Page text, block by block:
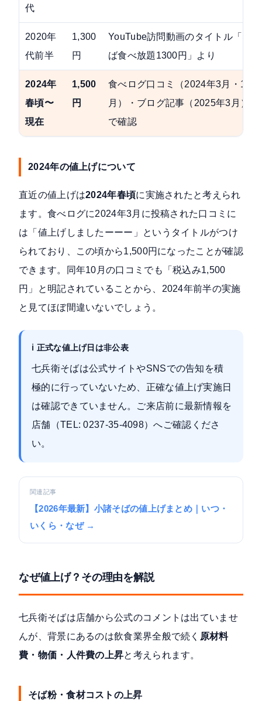
代
2020年
代前半
1,300
円
YouTube訪問動画のタイトル「そ
ば食べ放題1300円」より
2024年
春頃〜
現在
1,500
円
食べログ口コミ（2024年3月・10
月）・ブログ記事（2025年3月）
で確認
2024年の値上げについて
直近の値上げは2024年春頃に実施されたと考えられ
ます。食べログに2024年3月に投稿された口コミに
は「値上げしましたーーー」というタイトルがつけ
られており、この頃から1,500円になったことが確認
できます。同年10月の口コミでも「税込み1,500
円」と明記されていることから、2024年前半の実施
と見てほぼ間違いないでしょう。
ℹ️ 正式な値上げ日は非公表
七兵衛そばは公式サイトやSNSでの告知を積
極的に行っていないため、正確な値上げ実施日
は確認できていません。ご来店前に最新情報を
店舗（TEL: 0237-35-4098）へご確認くださ
い。
関連記事
【2026年最新】小諸そばの値上げまとめ｜いつ・
いくら・なぜ →
なぜ値上げ？その理由を解説
七兵衛そばは店舗から公式のコメントは出ていませ
んが、背景にあるのは飲食業界全般で続く 原材料
費・物価・人件費の上昇と考えられます。
そば粉・食材コストの上昇